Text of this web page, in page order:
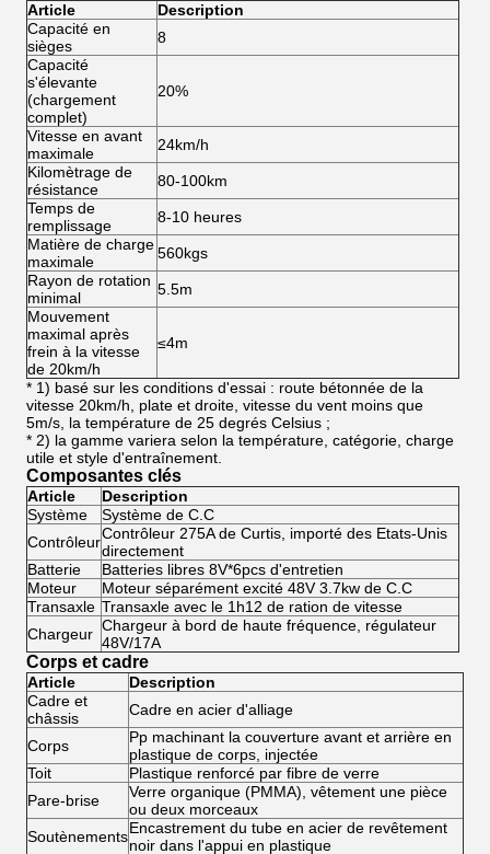
Article
Description
Capacité en
sièges
8
Capacité
s'élevante
(chargement
complet)
20%
Vitesse en avant
maximale
24km/h
Kilomètrage de
résistance
80-100km
Temps de
remplissage
8-10 heures
Matière de charge
maximale
560kgs
Rayon de rotation
minimal
5.5m
Mouvement
maximal après
frein à la vitesse
de 20km/h
≤4m
* 1) basé sur les conditions d'essai : route bétonnée de la
vitesse 20km/h, plate et droite, vitesse du vent moins que
5m/s, la température de 25 degrés Celsius ;
* 2) la gamme variera selon la température, catégorie, charge
utile et style d'entraînement.
Composantes clés
Article
Description
Système
Système de C.C
ContrôleurContrôleur 275A de Curtis, importé des Etats-Unis
directement
Batterie
Batteries libres 8V*6pcs d'entretien
Moteur
Moteur séparément excité 48V 3.7kw de C.C
Transaxle Transaxle avec le 1h12 de ration de vitesse
Chargeur Chargeur à bord de haute fréquence, régulateur
48V/17A
Corps et cadre
Article
Description
Cadre et
châssis
Cadre en acier d'alliage
Corps
Pp machinant la couverture avant et arrière en
plastique de corps, injectée
Toit
Plastique renforcé par fibre de verre
Pare-brise
Verre organique (PMMA), vêtement une pièce
ou deux morceaux
SoutènementsEncastrement du tube en acier de revêtement
noir dans l'appui en plastique